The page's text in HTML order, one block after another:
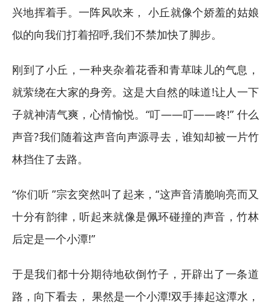
兴地挥着手。一阵风吹来， 小丘就像个娇羞的姑娘
似的向我们打着招呼,我们不禁加快了脚步。
刚到了小丘，一种夹杂着花香和青草味儿的气息，
就萦绕在大家的身旁。这是大自然的味道!让人一下
子就神清气爽，心情愉悦。“叮——叮——咚!” 什么
声音?我们随着这声音向声源寻去，谁知却被一片竹
林挡住了去路。
“你们听 ”宗玄突然叫了起来，“这声音清脆响亮而又
十分有韵律，听起来就像是佩环碰撞的声音，竹林
后定是一个小潭!”
于是我们都十分期待地砍倒竹子，开辟出了一条道
路，向下看去， 果然是一个小潭!双手捧起这潭水，